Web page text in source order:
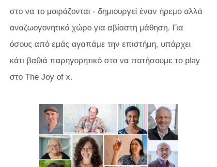
στο να το μοιράζονται - δημιουργεί έναν ήρεμο αλλά
αναζωογονητικό χώρο για αβίαστη μάθηση. Για
όσους από εμάς αγαπάμε την επιστήμη, υπάρχει
κάτι βαθιά παρηγορητικό στο να πατήσουμε το play
στο The Joy of x.